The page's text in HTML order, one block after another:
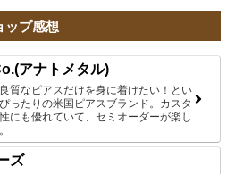
ップ感想
アナトメタル)
質なピアスだけを身に着けたい！とい
ったりの米国ピアスブランド。カスタ
にも優れていて、セミオーダーが楽し
ズ